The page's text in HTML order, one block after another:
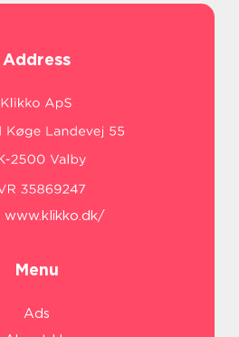
Address
www.klikko.dk/
Menu
Ads